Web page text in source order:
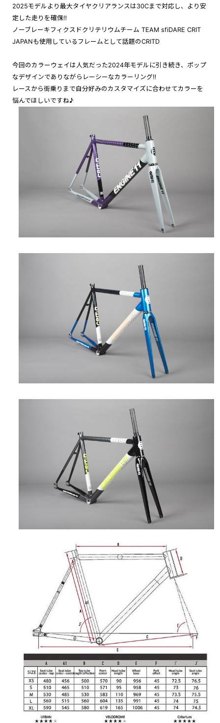
2025モデルより最大タイヤクリアランスは30Cまで対応し、より安
定した走りを確保‼︎
ノーブレーキフィクスドクリテリウムチーム TEAM sfiDARE CRIT
JAPANも使用しているフレームとして話題のCRITD
今回のカラーウェイは人気だった2024年モデルに引き続き、ポップ
なデザインでありながらレーシーなカラーリング‼︎
レースから街乗りまで自分好みのカスタマイズに合わせてカラーを
悩んでほしいですね♪